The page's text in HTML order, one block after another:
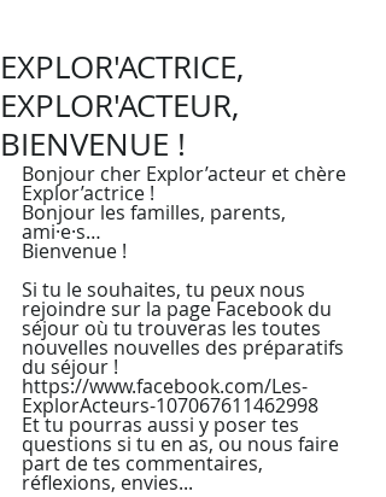
EXPLOR'ACTRICE,
EXPLOR'ACTEUR,
BIENVENUE !
Bonjour cher Explor’acteur et chère
Explor’actrice !
Bonjour les familles, parents,
ami·e·s…
Bienvenue !
Si tu le souhaites, tu peux nous
rejoindre sur la page Facebook du
séjour où tu trouveras les toutes
nouvelles nouvelles des préparatifs
du séjour !
https://www.facebook.com/Les-
ExplorActeurs-107067611462998
Et tu pourras aussi y poser tes
questions si tu en as, ou nous faire
part de tes commentaires,
réflexions, envies...